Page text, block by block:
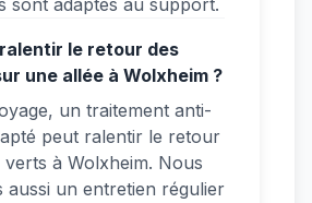
sont adaptés au support.
le retour des
une allée à Wolxheim ?
un traitement anti-
peut ralentir le retour
verts à Wolxheim. Nous
aussi un entretien régulier